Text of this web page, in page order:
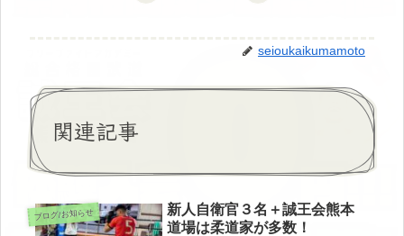
seioukaikumamoto
関連記事
ブログ/お知らせ
新人自衛官３名＋誠王会熊本
道場は柔道家が多数！